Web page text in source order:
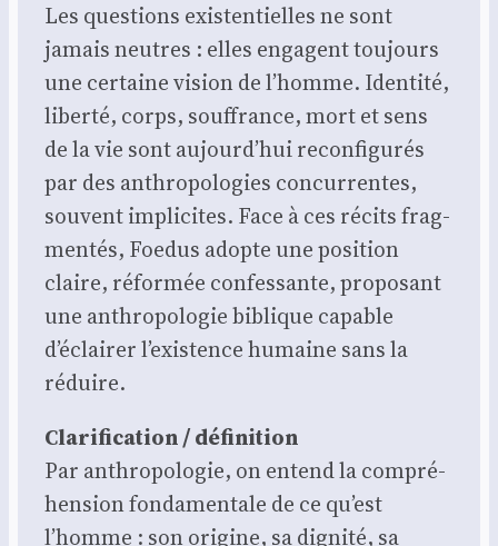
Les ques­tions exis­ten­tielles ne sont
jamais neutres : elles engagent tou­jours
une cer­taine vision de l’homme. Iden­ti­té,
liber­té, corps, souf­france, mort et sens
de la vie sont aujourd’hui recon­fi­gu­rés
par des anthro­po­lo­gies concur­rentes,
sou­vent impli­cites. Face à ces récits frag­
men­tés, Foe­dus adopte une posi­tion
claire, réfor­mée confes­sante, pro­po­sant
une anthro­po­lo­gie biblique capable
d’éclairer l’existence humaine sans la
réduire.
Cla­ri­fi­ca­tion / défi­ni­tion
Par anthro­po­lo­gie, on entend la com­pré­
hen­sion fon­da­men­tale de ce qu’est
l’homme : son ori­gine, sa digni­té, sa